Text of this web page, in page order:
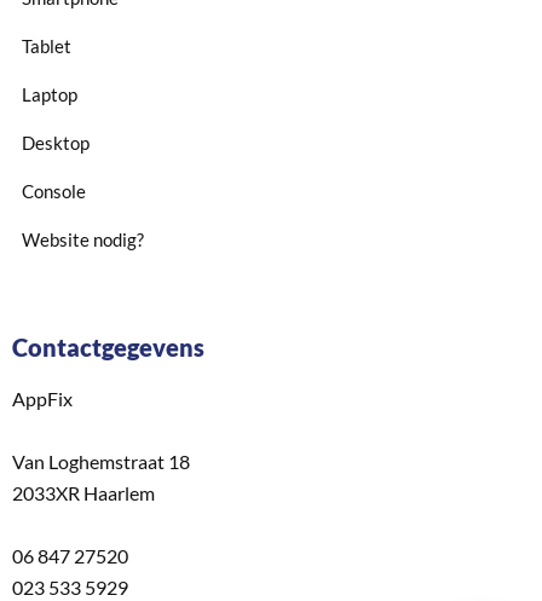
Tablet
Laptop
Desktop
Console
Website nodig?
Contactgegevens
AppFix
Van Loghemstraat 18
2033XR Haarlem
06 847 27520
023 533 5929